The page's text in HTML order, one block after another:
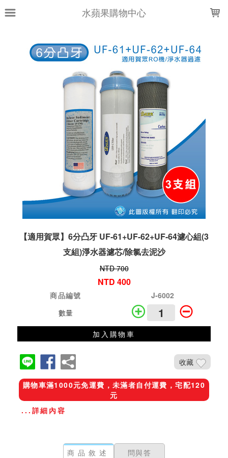
水蘋果購物中心
【適用賀眾】6分凸牙 UF-61+UF-62+UF-64濾心組(3
支組)淨水器濾芯/除氯去泥沙
NTD 700
NTD 400
商品編號
J-6002
數量
加入購物車
收藏
購物車滿1000元免運費，未滿者自付運費，宅配120
元
...詳細內容
商品敘述 問與答